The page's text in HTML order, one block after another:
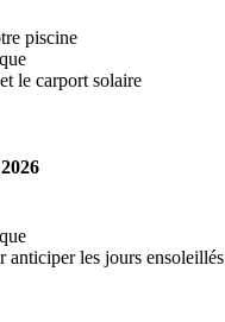
piscine
le carport solaire
les jours ensoleillés